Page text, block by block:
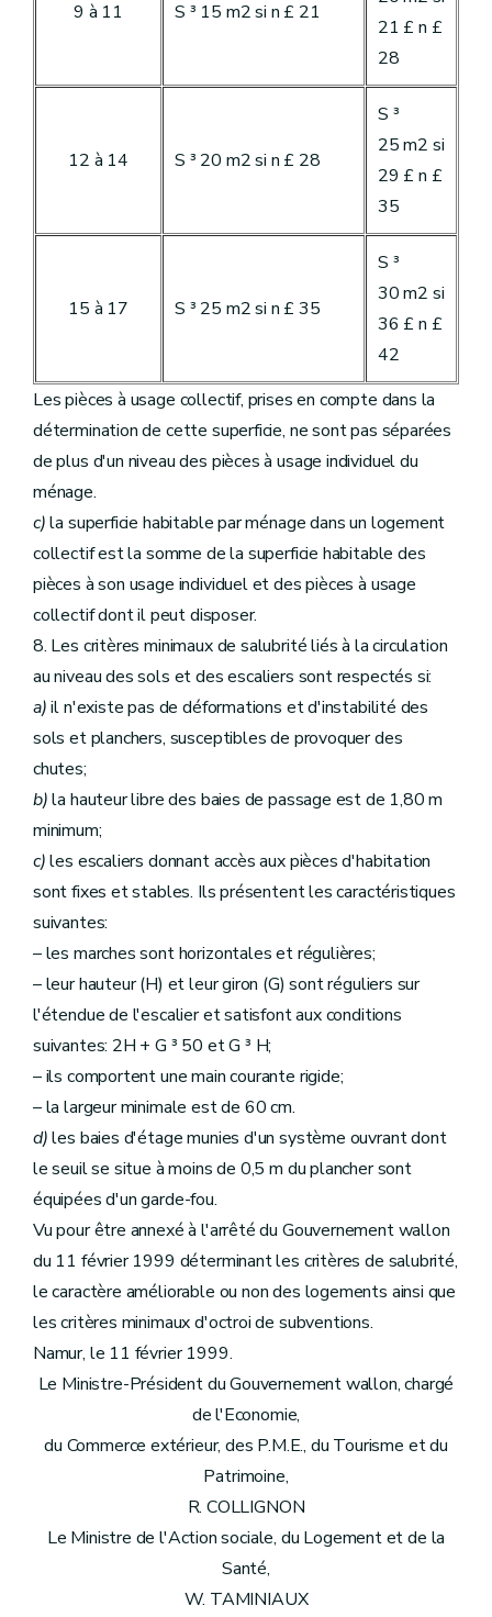
9 à 11 S ³ 15 m2 si n £ 21
21 £ n £
28
12 à 14 S ³ 20 m2 si n £ 28
S ³
25 m2 si
29 £ n £
35
15 à 17 S ³ 25 m2 si n £ 35
S ³
30 m2 si
36 £ n £
42
Les pièces à usage collectif, prises en compte dans la
détermination de cette superficie, ne sont pas séparées
de plus d'un niveau des pièces à usage individuel du
ménage.
c)la superficie habitable par ménage dans un logement
collectif est la somme de la superficie habitable des
pièces à son usage individuel et des pièces à usage
collectif dont il peut disposer.
8. Les critères minimaux de salubrité liés à la circulation
au niveau des sols et des escaliers sont respectés si:
a)il n'existe pas de déformations et d'instabilité des
sols et planchers, susceptibles de provoquer des
chutes;
b)la hauteur libre des baies de passage est de 1,80 m
minimum;
c)les escaliers donnant accès aux pièces d'habitation
sont fixes et stables. Ils présentent les caractéristiques
suivantes:
– les marches sont horizontales et régulières;
– leur hauteur (H) et leur giron (G) sont réguliers sur
l'étendue de l'escalier et satisfont aux conditions
suivantes: 2H + G ³ 50 et G ³ H;
– ils comportent une main courante rigide;
– la largeur minimale est de 60 cm.
d)les baies d'étage munies d'un système ouvrant dont
le seuil se situe à moins de 0,5 m du plancher sont
équipées d'un garde-fou.
Vu pour être annexé à l'arrêté du Gouvernement wallon
du 11 février 1999 déterminant les critères de salubrité,
le caractère améliorable ou non des logements ainsi que
les critères minimaux d'octroi de subventions.
Namur, le 11 février 1999.
Le Ministre-Président du Gouvernement wallon, chargé
de l'Economie,
du Commerce extérieur, des P.M.E., du Tourisme et du
Patrimoine,
R. COLLIGNON
Le Ministre de l'Action sociale, du Logement et de la
Santé,
W. TAMINIAUX